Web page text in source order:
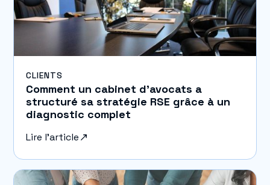
CLIENTS
Comment un cabinet d’avocats a
structuré sa stratégie RSE grâce à un
diagnostic complet
Lire l'article